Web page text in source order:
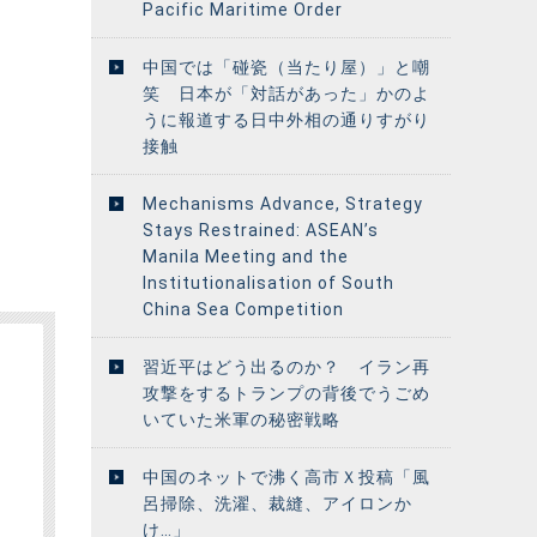
Pacific Maritime Order
中国では「碰瓷（当たり屋）」と嘲
笑 日本が「対話があった」かのよ
うに報道する日中外相の通りすがり
接触
Mechanisms Advance, Strategy
Stays Restrained: ASEAN’s
Manila Meeting and the
Institutionalisation of South
China Sea Competition
習近平はどう出るのか？ イラン再
攻撃をするトランプの背後でうごめ
いていた米軍の秘密戦略
中国のネットで沸く高市Ｘ投稿「風
呂掃除、洗濯、裁縫、アイロンか
け…」